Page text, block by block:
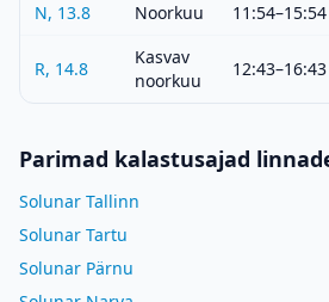
N, 13.8
Noorkuu 11:54–15:54
R, 14.8
Kasvav
noorkuu
12:43–16:43
Parimad kalastusajad
Solunar Tallinn
Solunar Tartu
Solunar Pärnu